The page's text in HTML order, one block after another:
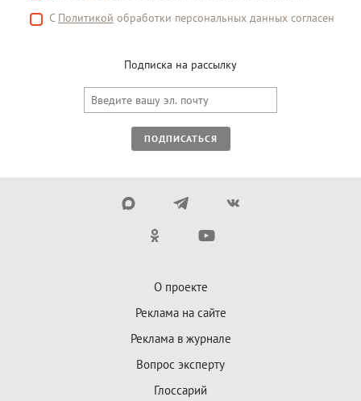
С Политикой обработки персональных данных согласен
Подписка на рассылку
ПОДПИСАТЬСЯ
О проекте
Реклама на сайте
Реклама в журнале
Вопрос эксперту
Глоссарий